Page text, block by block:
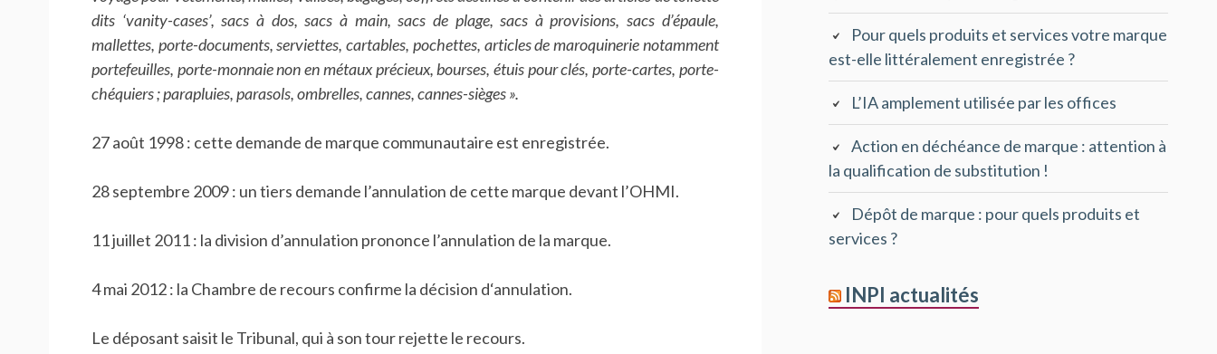
dits ‘vanity-cases’, sacs à dos, sacs à main, sacs de plage, sacs à provisions, sacs d’épaule,
mallettes, porte-documents, serviettes, cartables, pochettes, articles de maroquinerie notamment
portefeuilles, porte-monnaie non en métaux précieux, bourses, étuis pour clés, porte-cartes, porte-
chéquiers ; parapluies, parasols, ombrelles, cannes, cannes-sièges ».
27 août 1998 : cette demande de marque communautaire est enregistrée.
28 septembre 2009 : un tiers demande l’annulation de cette marque devant l’OHMI.
11 juillet 2011 : la division d’annulation prononce l’annulation de la marque.
4 mai 2012 : la Chambre de recours confirme la décision d‘annulation.
Le déposant saisit le Tribunal, qui à son tour rejette le recours.
Pour quels produits et services votre marque
est-elle littéralement enregistrée ?
L’IA amplement utilisée par les offices
Action en déchéance de marque : attention à
la qualification de substitution !
Dépôt de marque : pour quels produits et
services ?
INPI actualités